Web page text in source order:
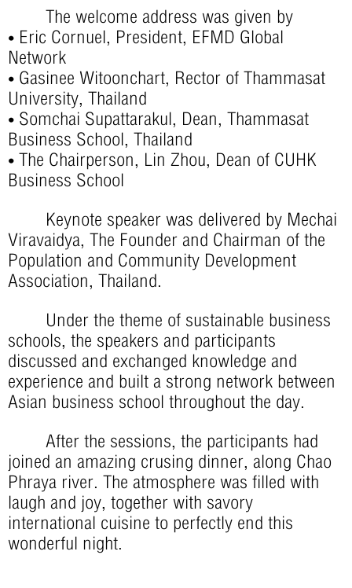
The welcome address was given by
• Eric Cornuel, President, EFMD Global
Network
• Gasinee Witoonchart, Rector of Thammasat
University, Thailand
• Somchai Supattarakul, Dean, Thammasat
Business School, Thailand
• The Chairperson, Lin Zhou, Dean of CUHK
Business School
Keynote speaker was delivered by Mechai
Viravaidya, The Founder and Chairman of the
Population and Community Development
Association, Thailand.
Under the theme of sustainable business
schools, the speakers and participants
discussed and exchanged knowledge and
experience and built a strong network between
Asian business school throughout the day.
After the sessions, the participants had
joined an amazing crusing dinner, along Chao
Phraya river. The atmosphere was filled with
laugh and joy, together with savory
international cuisine to perfectly end this
wonderful night.